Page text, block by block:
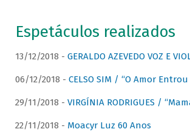
Espetáculos realizados
13/12/2018 - GERALDO AZEVEDO VOZ E
06/12/2018 - CELSO SIM / “O Amor
29/11/2018 - VIRGÍNIA RODRIGUES /
22/11/2018 - Moacyr Luz 60 Anos